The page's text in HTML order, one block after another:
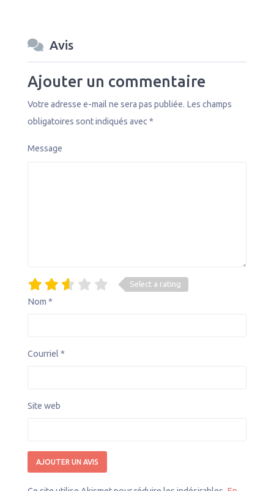
Avis
Ajouter un commentaire
Votre adresse e-mail ne sera pas publiée. Les champs
obligatoires sont indiqués avec *
Message
Select a rating
Nom *
Courriel *
Site web